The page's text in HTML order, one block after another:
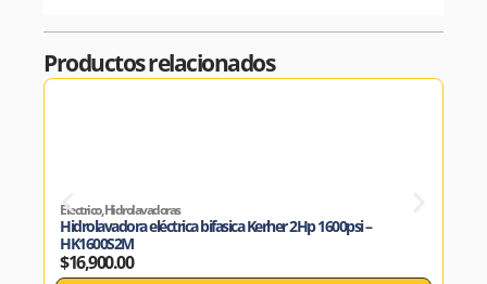
Productos relacionados
Electrico,Hidrolavadoras
Hidrolavadora eléctrica bifasica Kerher 2Hp 1600psi –
HK1600S2M
$16,900.00